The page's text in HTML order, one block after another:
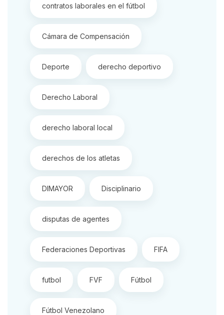
contratos laborales en el fútbol
Cámara de Compensación
Deporte derecho deportivo
Derecho Laboral
derecho laboral local
derechos de los atletas
DIMAYOR Disciplinario
disputas de agentes
Federaciones Deportivas FIFA
futbol FVF Fútbol
Fútbol Venezolano